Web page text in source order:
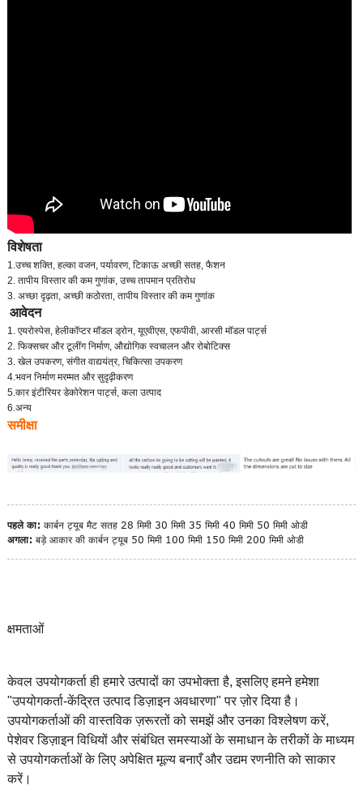
विशेषता
1.उच्च शक्ति, हल्का वजन, पर्यावरण, टिकाऊ अच्छी सतह, फैशन
2. तापीय विस्तार की कम गुणांक, उच्च तापमान प्रतिरोध
3. अच्छा दृढ़ता, अच्छी कठोरता, तापीय विस्तार की कम गुणांक
आवेदन
1. एयरोस्पेस, हेलीकॉप्टर मॉडल ड्रोन, यूएवीएस, एफपीवी, आरसी मॉडल पार्ट्स
2. फिक्सचर और टूलींग निर्माण, औद्योगिक स्वचालन और रोबोटिक्स
3. खेल उपकरण, संगीत वाद्ययंत्र, चिकित्सा उपकरण
4.भवन निर्माण मरम्मत और सुदृढ़ीकरण
5.कार इंटीरियर डेकोरेशन पार्ट्स, कला उत्पाद
6.अन्य
समीक्षा
पहले का: कार्बन ट्यूब मैट सतह 28 मिमी 30 मिमी 35 मिमी 40 मिमी 50 मिमी ओडी
अगला: बड़े आकार की कार्बन ट्यूब 50 मिमी 100 मिमी 150 मिमी 200 मिमी ओडी
क्षमताओं
केवल उपयोगकर्ता ही हमारे उत्पादों का उपभोक्ता है, इसलिए हमने हमेशा
"उपयोगकर्ता-केंद्रित उत्पाद डिज़ाइन अवधारणा" पर ज़ोर दिया है।
उपयोगकर्ताओं की वास्तविक ज़रूरतों को समझें और उनका विश्लेषण करें,
पेशेवर डिज़ाइन विधियों और संबंधित समस्याओं के समाधान के तरीकों के माध्यम
से उपयोगकर्ताओं के लिए अपेक्षित मूल्य बनाएँ और उद्यम रणनीति को साकार
करें।